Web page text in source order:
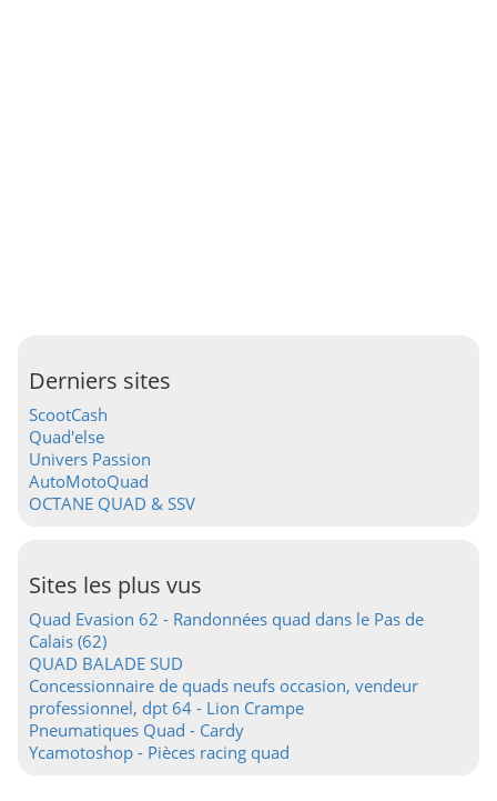
Derniers sites
ScootCash
Quad'else
Univers Passion
AutoMotoQuad
OCTANE QUAD & SSV
Sites les plus vus
Quad Evasion 62 - Randonnées quad dans le Pas de
Calais (62)
QUAD BALADE SUD
Concessionnaire de quads neufs occasion, vendeur
professionnel, dpt 64 - Lion Crampe
Pneumatiques Quad - Cardy
Ycamotoshop - Pièces racing quad